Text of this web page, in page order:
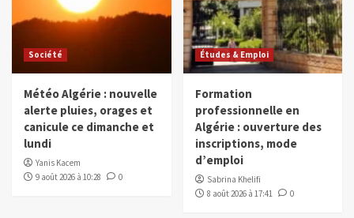
Société
Météo Algérie : nouvelle
alerte pluies, orages et
canicule ce dimanche et
lundi
Yanis Kacem
9 août 2026 à 10:28
0
Études & Emploi
Formation
professionnelle en
Algérie : ouverture des
inscriptions, mode
d’emploi
Sabrina Khelifi
8 août 2026 à 17:41
0